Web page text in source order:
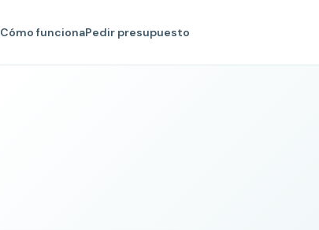
Cómo funcionaPedir presupuesto